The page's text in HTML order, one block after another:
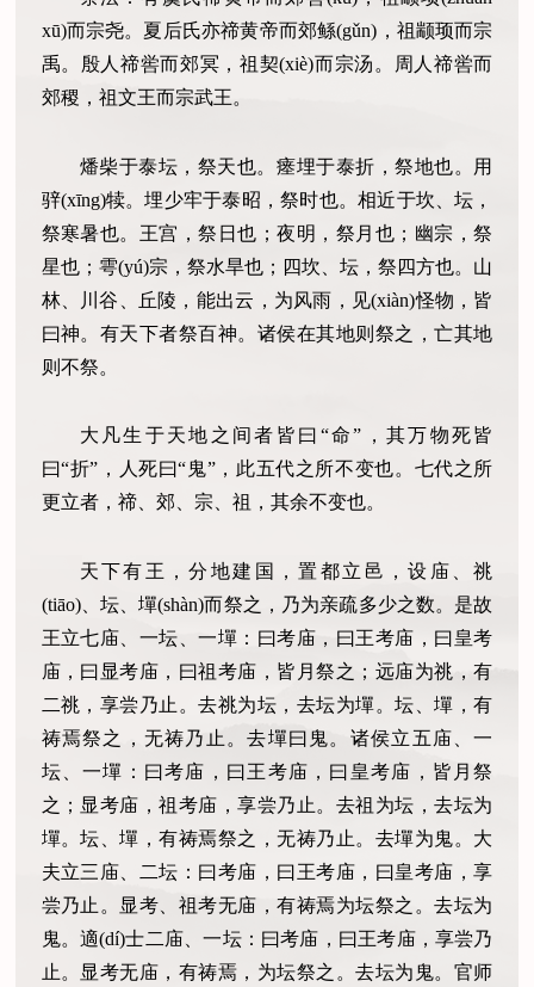
xū)而宗尧。夏后氏亦禘黄帝而郊鲧(gǔn)，祖颛顼而宗
禹。殷人禘喾而郊冥，祖契(xiè)而宗汤。周人禘喾而
郊稷，祖文王而宗武王。
燔柴于泰坛，祭天也。瘗埋于泰折，祭地也。用
骍(xīng)犊。埋少牢于泰昭，祭时也。相近于坎、坛，
祭寒暑也。王宫，祭日也；夜明，祭月也；幽宗，祭
星也；雩(yú)宗，祭水旱也；四坎、坛，祭四方也。山
林、川谷、丘陵，能出云，为风雨，见(xiàn)怪物，皆
曰神。有天下者祭百神。诸侯在其地则祭之，亡其地
则不祭。
大凡生于天地之间者皆曰“命”，其万物死皆
曰“折”，人死曰“鬼”，此五代之所不变也。七代之所
更立者，禘、郊、宗、祖，其余不变也。
天下有王，分地建国，置都立邑，设庙、祧
(tiāo)、坛、墠(shàn)而祭之，乃为亲疏多少之数。是故
王立七庙、一坛、一墠：曰考庙，曰王考庙，曰皇考
庙，曰显考庙，曰祖考庙，皆月祭之；远庙为祧，有
二祧，享尝乃止。去祧为坛，去坛为墠。坛、墠，有
祷焉祭之，无祷乃止。去墠曰鬼。诸侯立五庙、一
坛、一墠：曰考庙，曰王考庙，曰皇考庙，皆月祭
之；显考庙，祖考庙，享尝乃止。去祖为坛，去坛为
墠。坛、墠，有祷焉祭之，无祷乃止。去墠为鬼。大
夫立三庙、二坛：曰考庙，曰王考庙，曰皇考庙，享
尝乃止。显考、祖考无庙，有祷焉为坛祭之。去坛为
鬼。適(dí)士二庙、一坛：曰考庙，曰王考庙，享尝乃
止。显考无庙，有祷焉，为坛祭之。去坛为鬼。官师